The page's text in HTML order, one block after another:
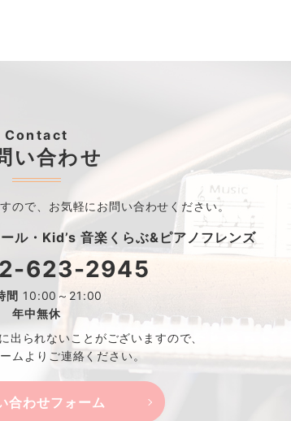
Contact
い合わせ
ので、 お気軽にお問い合わせください。
ル・ Kid’s 音楽くらぶ&ピアノフレンズ
623-2945
間 10:00～21:00
年中無休
出られないことがございますので、
ムよりご連絡ください。
合わせフォーム